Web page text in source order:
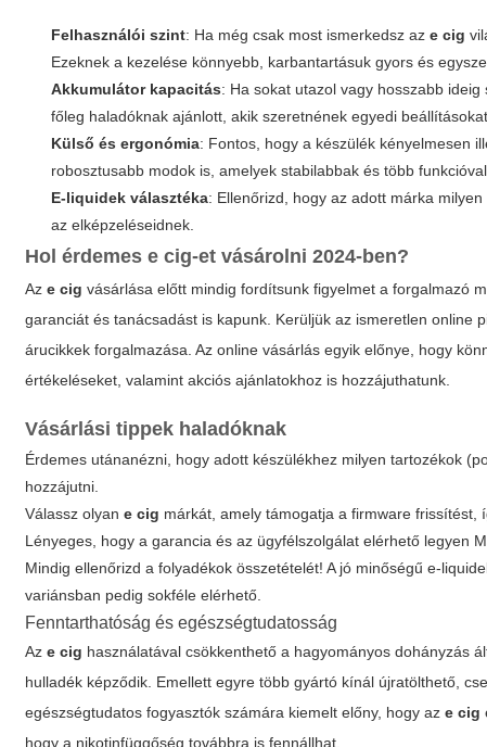
Felhasználói szint: Ha még csak most ismerkedsz aze cig
Ezeknek a kezelése könnyebb, karbantartásuk gyors és
Akkumulátor kapacitás: Ha sokat utazol vagy hosszabb
főleg haladóknak ajánlott, akik szeretnének egyedi
Külső és ergonómia: Fontos, hogy a készülék kényelmesen
robosztusabb modok is, amelyek stabilabbak és több
E-liquidek választéka: Ellenőrizd, hogy az adott márka
az elképzeléseidnek.
Hol érdemese cig-et vásárolni 2024-ben?
Aze cig vásárlása előtt mindig fordítsunk figyelmet a forgalmazó
garanciát és tanácsadást is kapunk. Kerüljük az ismeretlen
árucikkek forgalmazása. Az online vásárlás egyik előnye, hogy
értékeléseket, valamint akciós ajánlatokhoz is hozzájuthatunk.
Vásárlási tippek haladóknak
Érdemes utánanézni, hogy adott készülékhez milyen tartozékok
hozzájutni.
Válassz olyane cig márkát, amely támogatja a firmware frissítést,
Lényeges, hogy a garancia és az ügyfélszolgálat elérhető legyen
Mindig ellenőrizd a folyadékok összetételét! A jó minőségű e-
variánsban pedig sokféle elérhető.
Fenntarthatóság és egészségtudatosság
Aze cig használatával csökkenthető a hagyományos dohányzás
hulladék képződik. Emellett egyre több gyártó kínál újratölthető,
egészségtudatos fogyasztók számára kiemelt előny, hogy aze cig
hogy a nikotinfüggőség továbbra is fennállhat.